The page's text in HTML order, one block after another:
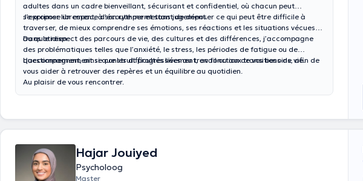
adultes dans un cadre bienveillant, sécurisant et confidentiel, où chacun peut
s’exprimer librement, à son rythme et sans jugement.
Je propose un espace d’écoute permettant de déposer ce qui peut être difficile à
traverser, de mieux comprendre ses émotions, ses réactions et les situations vécues
au quotidien.
Dans le respect des parcours de vie, des cultures et des différences, j’accompagne
des problématiques telles que l’anxiété, le stress, les périodes de fatigue ou de
questionnement, ainsi que les difficultés liées au travail ou aux transitions de vie.
L’accompagnement se construit progressivement, en fonction de vos besoins, afin de
vous aider à retrouver des repères et un équilibre au quotidien.
Au plaisir de vous rencontrer.
Hajar Jouiyed
Psycholoog
Master